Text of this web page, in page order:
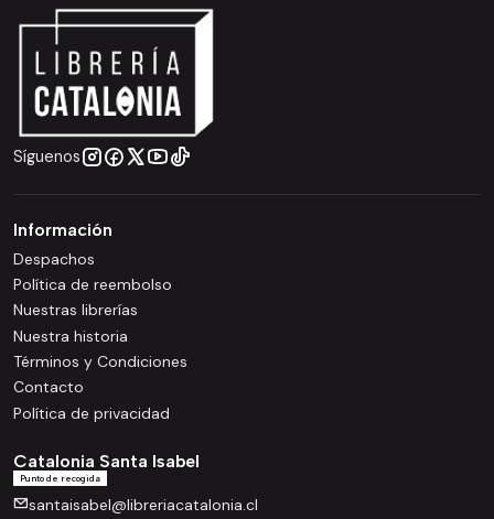
Síguenos
Información
Despachos
Política de reembolso
Nuestras librerías
Nuestra historia
Términos y Condiciones
Contacto
Política de privacidad
Catalonia Santa Isabel
Punto de recogida
santaisabel@libreriacatalonia.cl